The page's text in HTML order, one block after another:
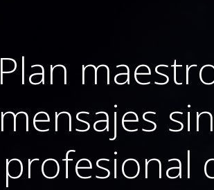
Plan
mensajes
profesional